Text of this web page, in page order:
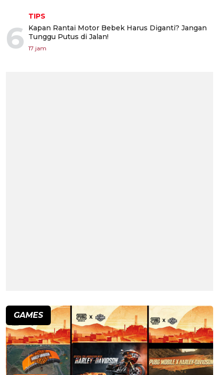
6
TIPS
Kapan Rantai Motor Bebek Harus Diganti? Jangan
Tunggu Putus di Jalan!
17 jam
GAMES